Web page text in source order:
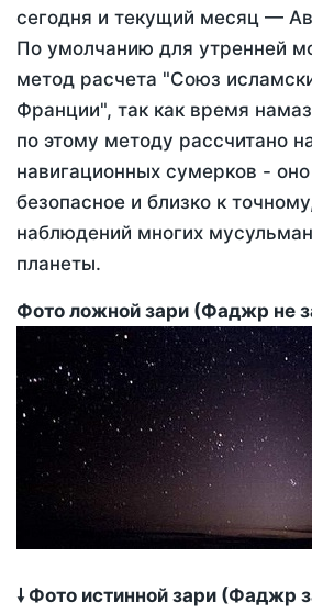
сегодня и текущий месяц —
По умолчанию для утренней
метод расчета "Союз
Франции", так как время
по этому методу рассчитано
навигационных сумерков -
безопасное и близко к
наблюдений многих
планеты.
Фото ложной зари (Фаджр не
🠗 Фото истинной зари (Фаджр